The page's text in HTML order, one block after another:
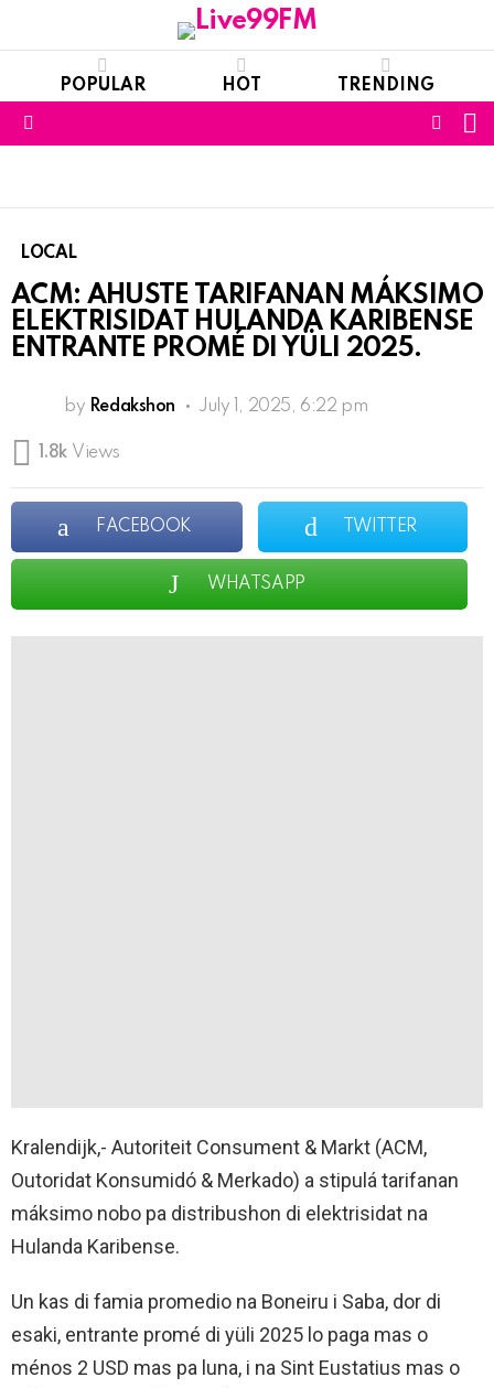
POPULAR HOT TRENDING
LOCAL
ACM: AHUSTE TARIFANAN MÁKSIMO
ELEKTRISIDAT HULANDA KARIBENSE
ENTRANTE PROMÉ DI YÜLI 2025.
by Redakshon July 1, 2025, 6:22 pm
1.8k Views
FACEBOOK TWITTER
WHATSAPP
Kralendijk,- Autoriteit Consument & Markt (ACM,
Outoridat Konsumidó & Merkado) a stipulá tarifanan
máksimo nobo pa distribushon di elektrisidat na
Hulanda Karibense.
Un kas di famia promedio na Boneiru i Saba, dor di
esaki, entrante promé di yüli 2025 lo paga mas o
ménos 2 USD mas pa luna, i na Sint Eustatius mas o